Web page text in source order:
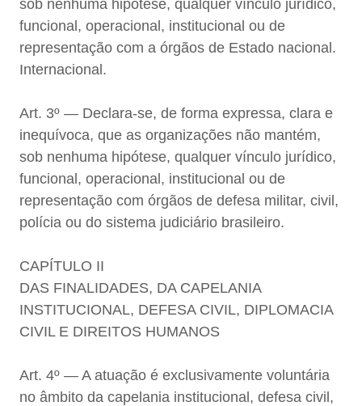
sob nenhuma hipótese, qualquer vínculo jurídico,
funcional, operacional, institucional ou de
representação com a órgãos de Estado nacional.
Internacional.
Art. 3º — Declara-se, de forma expressa, clara e
inequívoca, que as organizações não mantém,
sob nenhuma hipótese, qualquer vínculo jurídico,
funcional, operacional, institucional ou de
representação com órgãos de defesa militar, civil,
polícia ou do sistema judiciário brasileiro.
CAPÍTULO II
DAS FINALIDADES, DA CAPELANIA
INSTITUCIONAL, DEFESA CIVIL, DIPLOMACIA
CIVIL E DIREITOS HUMANOS
Art. 4º — A atuação é exclusivamente voluntária
no âmbito da capelania institucional, defesa civil,